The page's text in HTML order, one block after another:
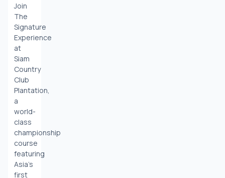
Join
The
Signature
Experience
at
Siam
Country
Club
Plantation,
a
world-
class
championship
course
featuring
Asia’s
first